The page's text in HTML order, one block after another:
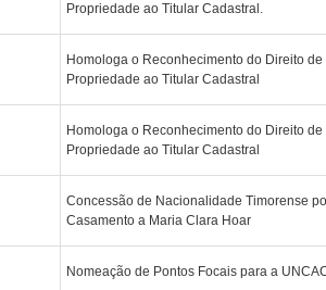
Propriedade ao Titular Cadastral.
Homologa o Reconhecimento do Direito de
Propriedade ao Titular Cadastral
Homologa o Reconhecimento do Direito de
Propriedade ao Titular Cadastral
Concessão de Nacionalidade Timorense
Casamento a Maria Clara Hoar
Nomeação de Pontos Focais para a